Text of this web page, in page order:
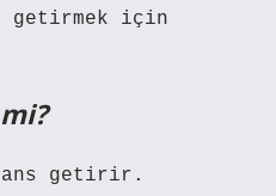
getirmek için
getirir.